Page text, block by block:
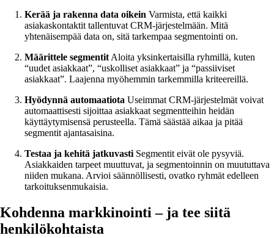
Kerää ja rakenna data oikein Varmista, että kaikki
asiakaskontaktit tallentuvat CRM-järjestelmään. Mitä
yhtenäisempää data on, sitä tarkempaa segmentointi on.
Määrittele segmentit Aloita yksinkertaisilla ryhmillä, kuten
“uudet asiakkaat”, “uskolliset asiakkaat” ja “passiiviset
asiakkaat”. Laajenna myöhemmin tarkemmilla kriteereillä.
Hyödynnä automaatiota Useimmat CRM-järjestelmät voivat
automaattisesti sijoittaa asiakkaat segmentteihin heidän
käyttäytymisensä perusteella. Tämä säästää aikaa ja pitää
segmentit ajantasaisina.
Testaa ja kehitä jatkuvasti Segmentit eivät ole pysyviä.
Asiakkaiden tarpeet muuttuvat, ja segmentoinnin on muututtava
niiden mukana. Arvioi säännöllisesti, ovatko ryhmät edelleen
tarkoituksenmukaisia.
Kohdenna markkinointi – ja tee siitä
henkilökohtaista